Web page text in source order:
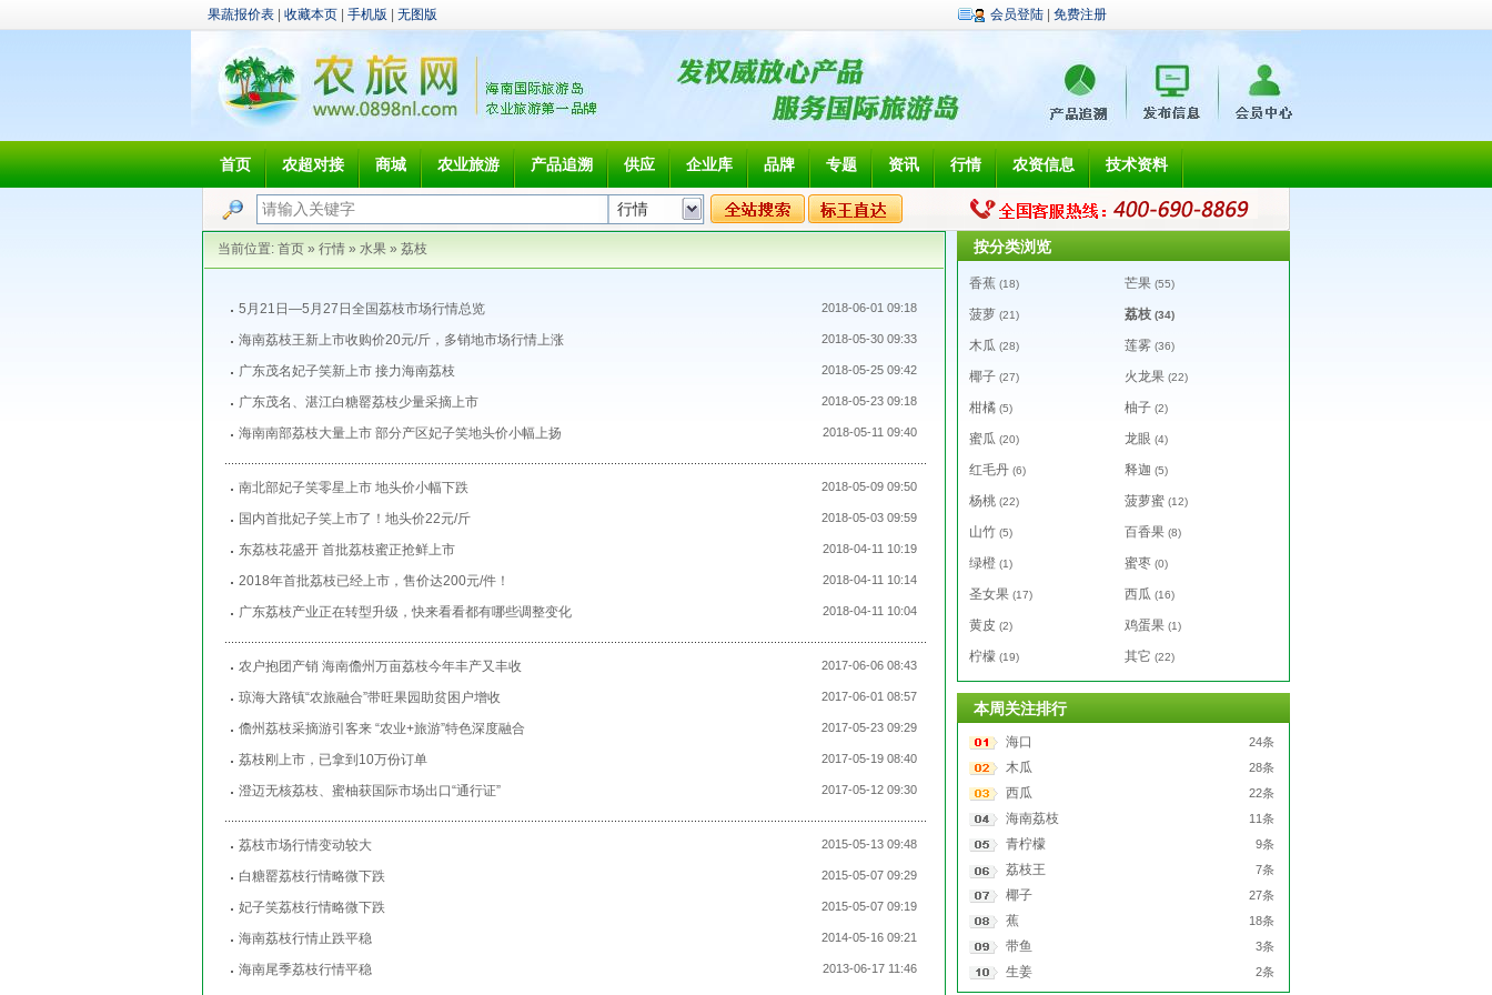
果蔬报价表 收藏本页 手机版 无图版 会员登陆 免费注册
首页 农超对接 商城 农业旅游 产品追溯 供应 企业库 品牌 专题 资讯 行情 农资信息 技术资料
当前位置: 首页 » 行情 » 水果 » 荔枝
2018-06-01 09:18
5月21日―5月27日全国荔枝市场行情总览
2018-05-30 09:33
海南荔枝王新上市收购价20元/斤，多销地市场行情上涨
2018-05-25 09:42
广东茂名妃子笑新上市 接力海南荔枝
2018-05-23 09:18
广东茂名、湛江白糖罂荔枝少量采摘上市
2018-05-11 09:40
海南南部荔枝大量上市 部分产区妃子笑地头价小幅上扬
2018-05-09 09:50
南北部妃子笑零星上市 地头价小幅下跌
2018-05-03 09:59
国内首批妃子笑上市了！地头价22元/斤
2018-04-11 10:19
东荔枝花盛开 首批荔枝蜜正抢鲜上市
2018-04-11 10:14
2018年首批荔枝已经上市，售价达200元/件！
2018-04-11 10:04
广东荔枝产业正在转型升级，快来看看都有哪些调整变化
2017-06-06 08:43
农户抱团产销 海南儋州万亩荔枝今年丰产又丰收
2017-06-01 08:57
琼海大路镇“农旅融合”带旺果园助贫困户增收
2017-05-23 09:29
儋州荔枝采摘游引客来 “农业+旅游”特色深度融合
2017-05-19 08:40
荔枝刚上市，已拿到10万份订单
2017-05-12 09:30
澄迈无核荔枝、蜜柚获国际市场出口“通行证”
2015-05-13 09:48
荔枝市场行情变动较大
2015-05-07 09:29
白糖罂荔枝行情略微下跌
2015-05-07 09:19
妃子笑荔枝行情略微下跌
2014-05-16 09:21
海南荔枝行情止跌平稳
2013-06-17 11:46
海南尾季荔枝行情平稳
按分类浏览
香蕉 (18) 芒果 (55)
菠萝 (21) 荔枝 (34)
木瓜 (28) 莲雾 (36)
椰子 (27) 火龙果 (22)
柑橘 (5) 柚子 (2)
蜜瓜 (20) 龙眼 (4)
红毛丹 (6) 释迦 (5)
杨桃 (22) 菠萝蜜 (12)
山竹 (5) 百香果 (8)
绿橙 (1) 蜜枣 (0)
圣女果 (17) 西瓜 (16)
黄皮 (2) 鸡蛋果 (1)
柠檬 (19) 其它 (22)
本周关注排行
24条
海口
28条
木瓜
22条
西瓜
11条
海南荔枝
9条
青柠檬
7条
荔枝王
27条
椰子
18条
蕉
3条
带鱼
2条
生姜